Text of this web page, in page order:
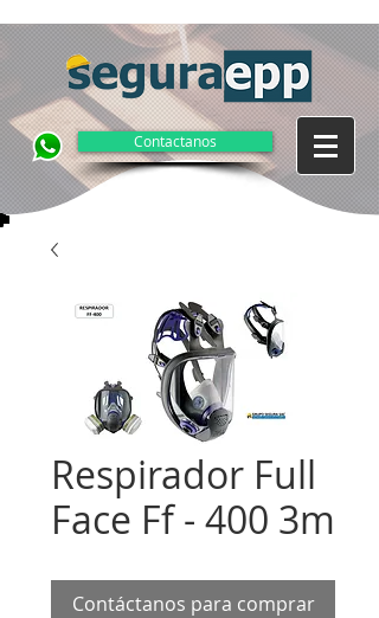
Contactanos
Respirador Full
Face Ff - 400 3m
Contáctanos para comprar